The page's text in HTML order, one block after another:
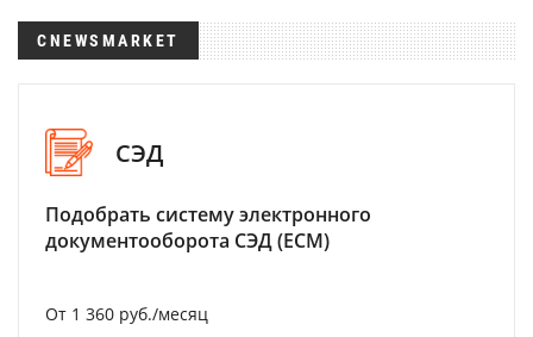
CNEWSMARKET
СЭД
Подобрать систему электронного
документооборота СЭД (ECM)
От 1 360 руб./месяц